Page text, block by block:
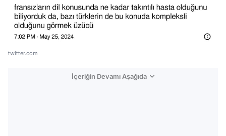
twitter.com
İçeriğin Devamı Aşağıda